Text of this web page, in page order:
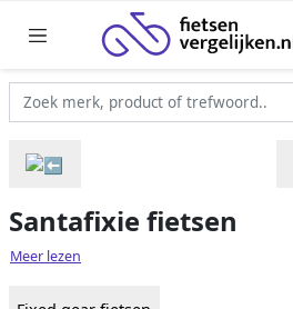
Santafixie fietsen
Meer lezen